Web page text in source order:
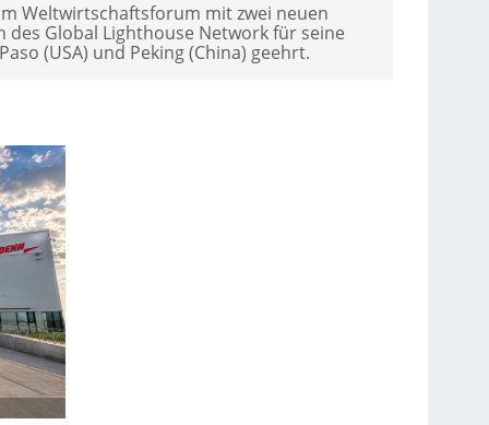
Weltwirtschaftsforum mit zwei neuen
des Global Lighthouse Network für seine
(USA) und Peking (China) geehrt.